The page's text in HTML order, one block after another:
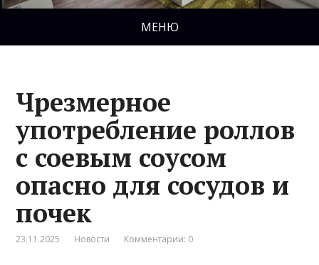
МЕНЮ
Чрезмерное
употребление роллов
с соевым соусом
опасно для сосудов и
почек
23.11.2025 Новости Комментарии: 0